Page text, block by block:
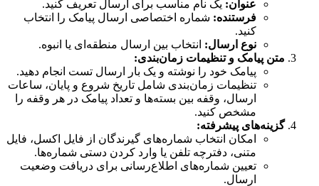
عنوان: یک نام مناسب برای ارسال تعریف کنید.
فرستنده: شماره اختصاصی ارسال پیامک را انتخاب
کنید.
نوع ارسال: انتخاب بین ارسال منطقه‌ای یا انبوه.
متن پیامک و تنظیمات زمان‌بندی:
پیامک خود را نوشته و یک بار ارسال تست انجام دهید.
تنظیمات زمان‌بندی شامل تاریخ شروع و پایان، ساعات
ارسال، وقفه بین بسته‌ها و تعداد پیامک در هر وقفه را
مشخص کنید.
گزینه‌های پیشرفته:
امکان انتخاب شماره‌های گیرندگان از فایل اکسل، فایل
متنی، دفترچه تلفن یا وارد کردن دستی شماره‌ها.
تعیین شماره‌های اطلاع‌رسانی برای دریافت وضعیت
ارسال.